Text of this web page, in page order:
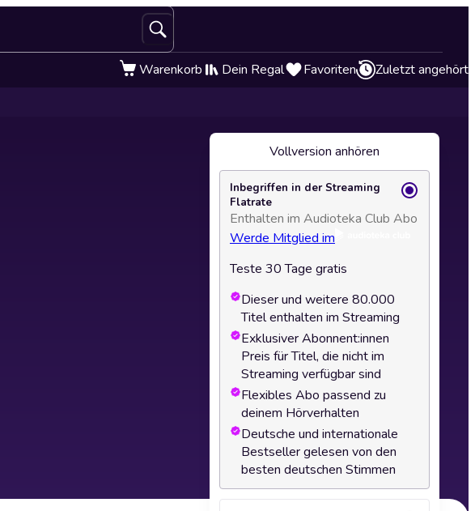
Warenkorb Dein Regal Favoriten Zuletzt angehört
Vollversion anhören
Inbegriffen in der Streaming
Flatrate
Enthalten im Audioteka Club Abo
Werde Mitglied im
Teste 30 Tage gratis
Dieser und weitere 80.000
Titel enthalten im Streaming
Exklusiver Abonnent:innen
Preis für Titel, die nicht im
Streaming verfügbar sind
Flexibles Abo passend zu
deinem Hörverhalten
Deutsche und internationale
Bestseller gelesen von den
besten deutschen Stimmen